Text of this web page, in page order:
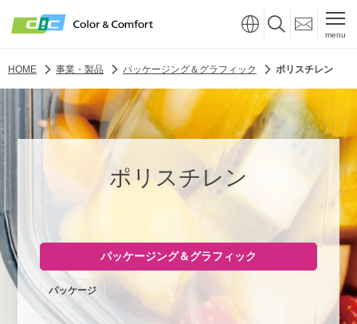
menu
HOME 事業・製品 パッケージング＆グラフィック ポリスチレン
ポリスチレン
パッケージング＆グラフィック
パッケージ